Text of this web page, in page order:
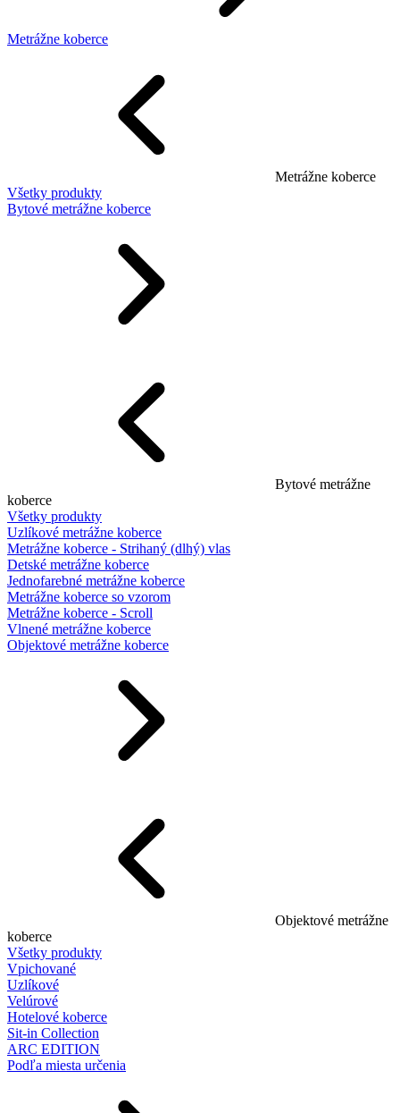
Metrážne koberce
Metrážne koberce
Všetky produkty
Bytové metrážne koberce
Bytové metrážne
koberce
Všetky produkty
Uzlíkové metrážne koberce
Metrážne koberce - Strihaný (dlhý) vlas
Detské metrážne koberce
Jednofarebné metrážne koberce
Metrážne koberce so vzorom
Metrážne koberce - Scroll
Vlnené metrážne koberce
Objektové metrážne koberce
Objektové metrážne
koberce
Všetky produkty
Vpichované
Uzlíkové
Velúrové
Hotelové koberce
Sit-in Collection
ARC EDITION
Podľa miesta určenia